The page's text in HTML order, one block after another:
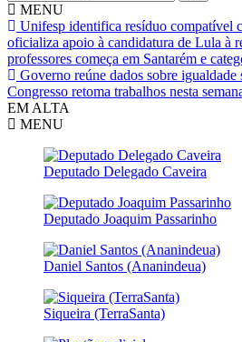
MENU
Unifesp identifica resíduo compatível
oficializa apoio à candidatura de Lula à
professores começa em Santarém e
Governo reúne dados sobre igualdade
Congresso retoma trabalhos nesta
EM ALTA
MENU
Deputado Delegado Caveira
Deputado Joaquim Passarinho
Daniel Santos (Ananindeua)
Siqueira (TerraSanta)